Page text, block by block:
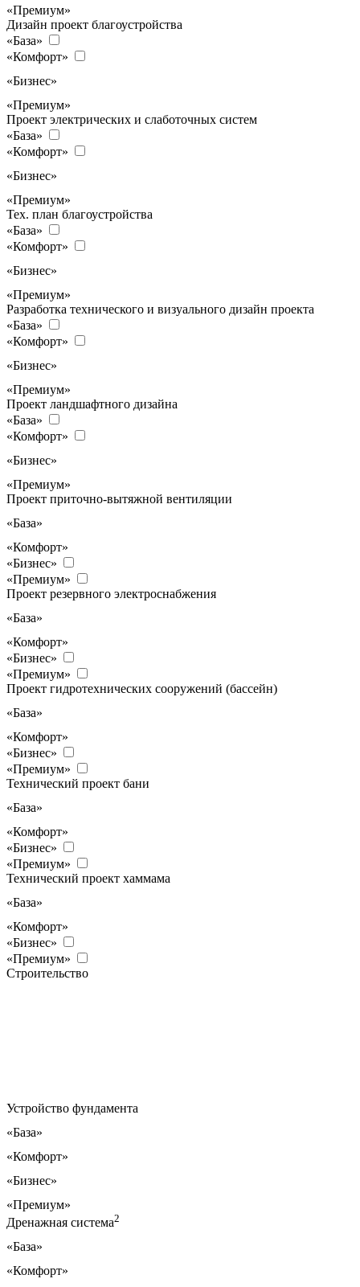
«Премиум»
Дизайн проект благоустройства
«База»
«Комфорт»
«Бизнес»
«Премиум»
Проект электрических и слаботочных систем
«База»
«Комфорт»
«Бизнес»
«Премиум»
Тех. план благоустройства
«База»
«Комфорт»
«Бизнес»
«Премиум»
Разработка технического и визуального дизайн проекта
«База»
«Комфорт»
«Бизнес»
«Премиум»
Проект ландшафтного дизайна
«База»
«Комфорт»
«Бизнес»
«Премиум»
Проект приточно-вытяжной вентиляции
«База»
«Комфорт»
«Бизнес»
«Премиум»
Проект резервного электроснабжения
«База»
«Комфорт»
«Бизнес»
«Премиум»
Проект гидротехнических сооружений (бассейн)
«База»
«Комфорт»
«Бизнес»
«Премиум»
Технический проект бани
«База»
«Комфорт»
«Бизнес»
«Премиум»
Технический проект хаммама
«База»
«Комфорт»
«Бизнес»
«Премиум»
Строительство
Устройство фундамента
«База»
«Комфорт»
«Бизнес»
«Премиум»
Дренажная система2
«База»
«Комфорт»